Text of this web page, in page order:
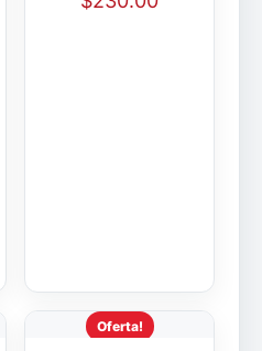
Oferta!